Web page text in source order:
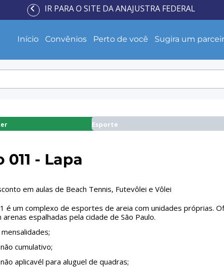
IR PARA O SITE DA ANAJUSTRA FEDERAL
Início Convênios Perto de você Sugira um
Esporte
011 - Lapa
em aulas de Beach Tennis, Futevôlei e Vôlei
é um complexo de esportes de areia com unidades próprias.
arenas espalhadas pela cidade de São Paulo.
cumulativo;
aplicavél para aluguel de quadras;